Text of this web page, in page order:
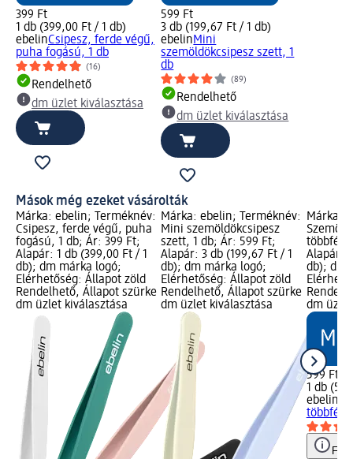
399 Ft
1 db (399,00 Ft / 1 db)
ebelinCsipesz, ferde végű,
puha fogású, 1 db
(16)
Rendelhető
dm üzlet kiválasztása
599 Ft
3 db (199,67 Ft / 1 db)
ebelinMini
szemöldökcsipesz szett, 1
db
(89)
Rendelhető
dm üzlet kiválasztása
Mások még ezeket vásárolták
Márka: ebelin; Terméknév:
Csipesz, ferde végű, puha
fogású, 1 db; Ár: 399 Ft;
Alapár: 1 db (399,00 Ft / 1
db); dm márka logó;
Elérhetőség: Állapot zöld
Rendelhető, Állapot szürke
dm üzlet kiválasztása
Márka: ebelin; Terméknév:
Mini szemöldökcsipesz
szett, 1 db; Ár: 599 Ft;
Alapár: 3 db (199,67 Ft / 1
db); dm márka logó;
Elérhetőség: Állapot zöld
Rendelhető, Állapot szürke
dm üzlet kiválasztása
Márka:
Alapár:
db); dm
dm
599 Ft
1 db
ebelin